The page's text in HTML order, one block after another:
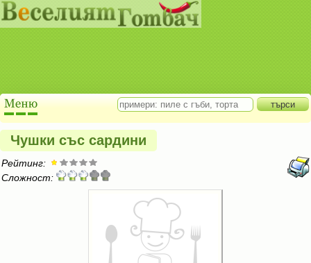
Чушки със сардини
Рейтинг:
Сложност: